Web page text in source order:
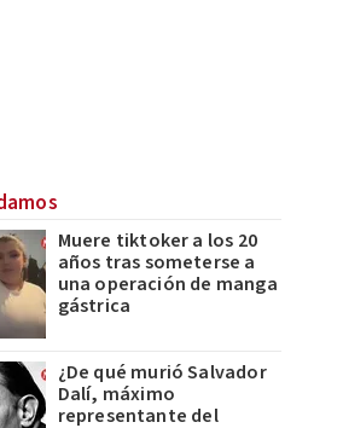
Muere tiktoker a los 20
años tras someterse a
una operación de manga
gástrica
¿De qué murió Salvador
Dalí, máximo
representante del